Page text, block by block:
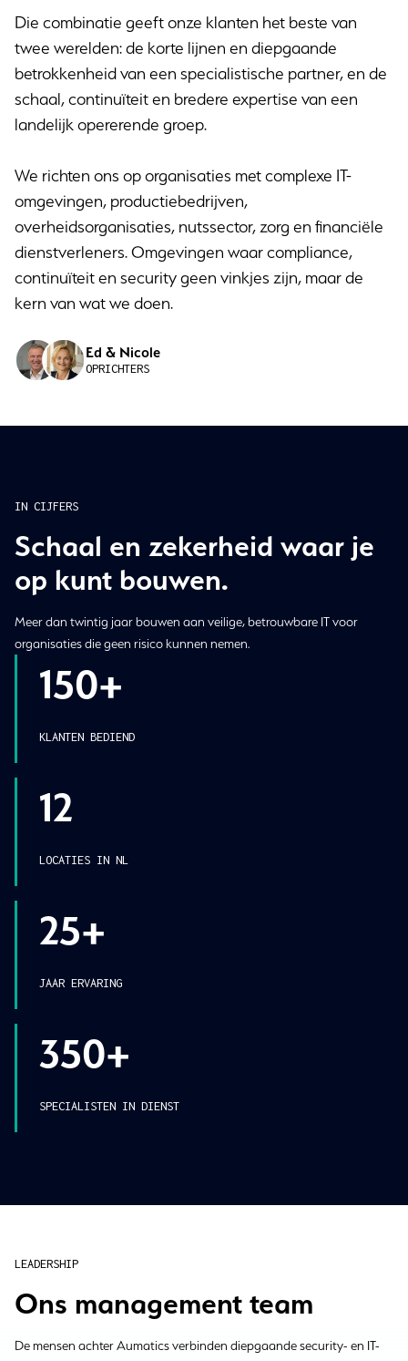
Die combinatie geeft onze klanten het beste van
twee werelden: de korte lijnen en diepgaande
betrokkenheid van een specialistische partner, en de
schaal, continuïteit en bredere expertise van een
landelijk opererende groep.
We richten ons op organisaties met complexe IT-
omgevingen, productiebedrijven,
overheidsorganisaties, nutssector, zorg en financiële
dienstverleners. Omgevingen waar compliance,
continuïteit en security geen vinkjes zijn, maar de
kern van wat we doen.
Ed & Nicole
OPRICHTERS
IN CIJFERS
Schaal en zekerheid waar je
op kunt bouwen.
Meer dan twintig jaar bouwen aan veilige, betrouwbare IT voor
organisaties die geen risico kunnen nemen.
150+
KLANTEN BEDIEND
12
LOCATIES IN NL
25+
JAAR ERVARING
350+
SPECIALISTEN IN DIENST
LEADERSHIP
Ons management team
De mensen achter Aumatics verbinden diepgaande security- en IT-